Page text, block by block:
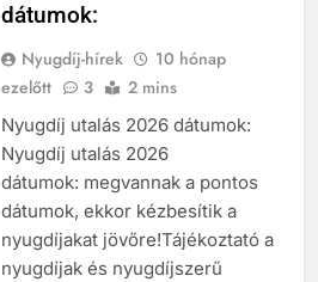
dátumok:
Nyugdíj-hírek
10 hónap
ezelőtt
3 2 mins
Nyugdíj utalás 2026 dátumok:
Nyugdíj utalás 2026
dátumok: megvannak a pontos
dátumok, ekkor kézbesítik a
nyugdíjakat jövőre!Tájékoztató a
nyugdíjak és nyugdíjszerű